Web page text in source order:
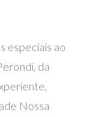
especiais ao
da
Nossa